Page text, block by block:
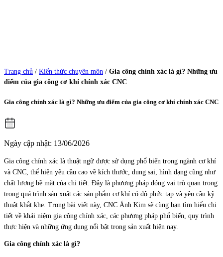
Trang chủ / Kiến thức chuyên môn / Gia công chính xác là gì? Những ưu
điểm của gia công cơ khí chính xác CNC
Gia công chính xác là gì? Những ưu điểm của gia công cơ khí chính xác CNC
Ngày cập nhật: 13/06/2026
Gia công chính xác là thuật ngữ được sử dụng phổ biến trong ngành cơ khí
và CNC, thể hiện yêu cầu cao về kích thước, dung sai, hình dạng cũng như
chất lượng bề mặt của chi tiết. Đây là phương pháp đóng vai trò quan trọng
trong quá trình sản xuất các sản phẩm cơ khí có độ phức tạp và yêu cầu kỹ
thuật khắt khe. Trong bài viết này, CNC Ánh Kim sẽ cùng bạn tìm hiểu chi
tiết về khái niệm gia công chính xác, các phương pháp phổ biến, quy trình
thực hiện và những ứng dụng nổi bật trong sản xuất hiện nay.
Gia công chính xác là gì?